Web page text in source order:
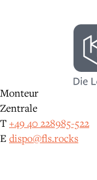
Monteur
Zentrale
T+49 40 228985-522
E dispo@fls.rocks